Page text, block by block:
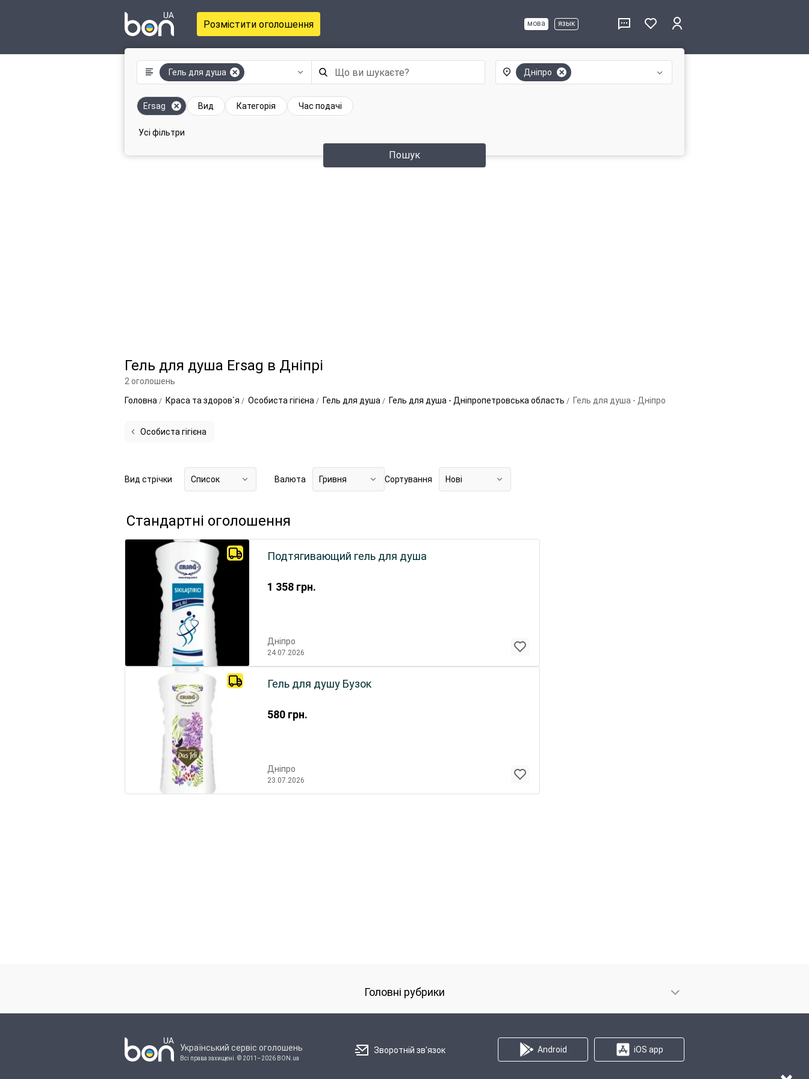
Розмістити оголошення мова язык
Гель для душа Дніпро
Пошук
Ersag Вид Категорія Час подачі
Усі фільтри
Гель для душа Ersag в Дніпрі
2 оголошень
Головна
Краса та здоров`я Особиста гігієна Гель для душа Гель для душа - Дніпропетровська область Гель для душа - Дніпро
Особиста гігієна
Вид стрічки Список Валюта Гривня Сортування Нові
Стандартні оголошення
1 358 грн.
Подтягивающий гель для душа
Дніпро
24.07.2026
580 грн.
Гель для душу Бузок
Дніпро
23.07.2026
Головні рубрики
Український сервіс оголошень
Всі права захищені. © 2011–2026 BON.ua
Зворотній зв'язок Android iOS app